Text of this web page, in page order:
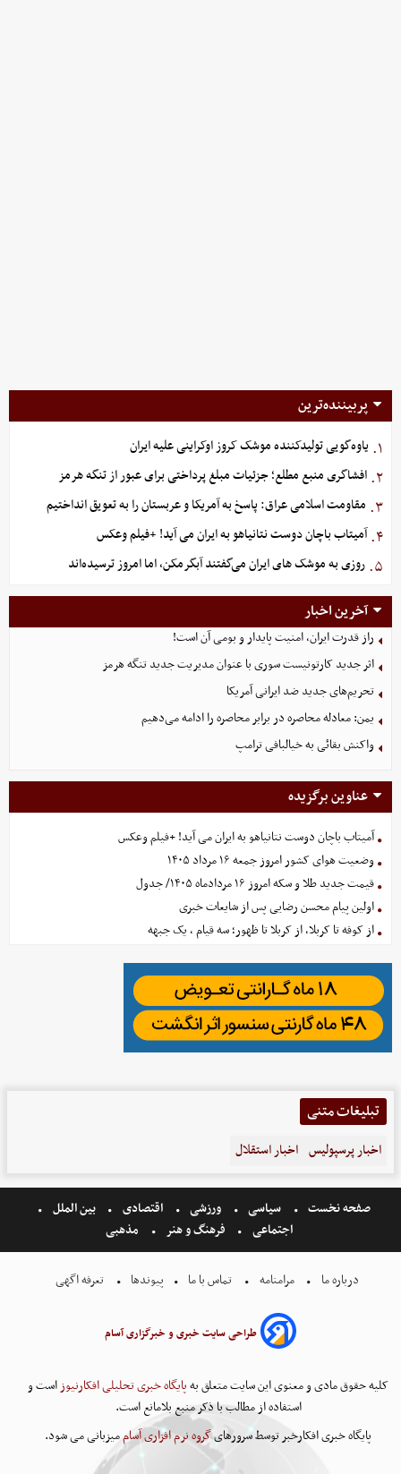
پربیننده‌ترین
۱. یاوه‌گویی تولیدکننده موشک کروز اوکراینی علیه ایران
۲. افشاگری منبع مطلع؛ جزئیات مبلغ پرداختی برای عبور از تنگه هرمز
۳. مقاومت اسلامی عراق: پاسخ به آمریکا و عربستان را به تعویق انداختیم
۴. آمیتاب باچان دوست نتانیاهو به ایران می آید! +فیلم وعکس
۵. روزی به موشک‌ های ایران می‌گفتند آبگرمکن، اما امروز ترسیده‌اند
آخرین اخبار
راز قدرت ایران، امنیت پایدار و بومی آن است!
اثر جدید کارتونیست سوری با عنوان مدیریت جدید تنگه هرمز
تحریم‌های جدید ضد ایرانی آمریکا
یمن: معادله محاصره در برابر محاصره را ادامه می‌دهیم
واکنش بقائی به خیالبافی ترامپ
عناوین برگزیده
آمیتاب باچان دوست نتانیاهو به ایران می آید! +فیلم وعکس
وضعیت هوای کشور امروز جمعه ۱۶ مرداد ۱۴۰۵
قیمت جدید طلا و سکه امروز ۱۶ مردادماه ۱۴۰۵/ جدول
اولین پیام محسن رضایی پس از شایعات خبری
از کوفه تا کربلا، از کربلا تا ظهور؛ سه قیام ، یک جبهه
تبلیغات متنی
اخبار پرسپولیس اخبار استقلال
صفحه نخست سیاسی ورزشی اقتصادی
بین الملل
اجتماعی
فرهنگ و هنر مذهبی
درباره ما مرامنامه تماس با ما پیوندها تعرفه اگهی
طراحی سایت خبری و خبرگزاری آسام
کلیه حقوق مادی و معنوی این سایت متعلق بهپایگاه خبری تحلیلی افکارنیوزاست و
استفاده از مطالب با ذکر منبع بلامانع است.
پایگاه خبری افکارخبر توسط سرورهایگروه نرم افزاری آساممیزبانی می شود.